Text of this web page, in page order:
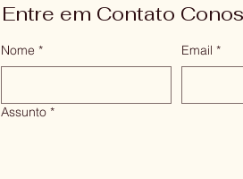
Entre em Contato
Nome * Email *
Assunto *